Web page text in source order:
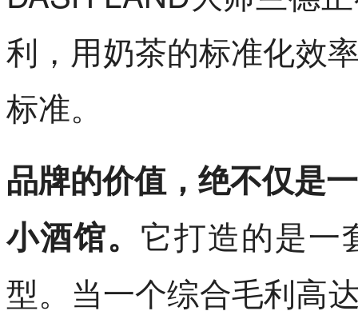
利，用奶茶的标准化效
标准。
品牌的价值，绝不仅是
小酒馆。 它打造的是一
型。当一个综合毛利高